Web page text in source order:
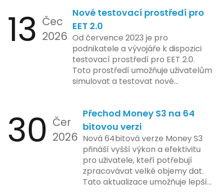
implementace funkce, která by
mohla porušovat určité zákonné
limity na ochranu osobních údajů.
Tato technologie se zaměřuje na
pokročilé sledování uživatelských
aktivit, což vyvolalo obavy ohledně
soukromí a ochrany dat uživatelů.
bezpečnost a ochranu spotřebitelů,
regulační orgány různých zemí jsou
na pozoru a sledují vývoj celého
případu velmi bedlivě. Vedení
společnosti zatím neposkytlo
podrobnější informace o
konkrétních záměrech či časové
ose zavedení této technologie.
13 Čec
2026
Nové testovací prostředí pro
EET 2.0
Od července 2023 je pro
podnikatele a vývojáře k dispozici
testovací prostředí pro EET 2.0.
Toto prostředí umožňuje uživatelům
simulovat a testovat nové
kontrolovaném prostředí. Uživatelé
mají možnost předem se seznámit s
aktualizacemi, a tím lépe připravit
své systémy na oficiální zavedení
nového systému.
30 Čer
2026
Přechod Money S3 na 64
bitovou verzi
Nová 64bitová verze Money S3
přináší vyšší výkon a efektivitu
pro uživatele, kteří potřebují
zpracovávat velké objemy dat.
Tato aktualizace umožňuje lepší